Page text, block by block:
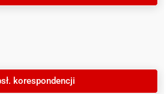
korespondencji